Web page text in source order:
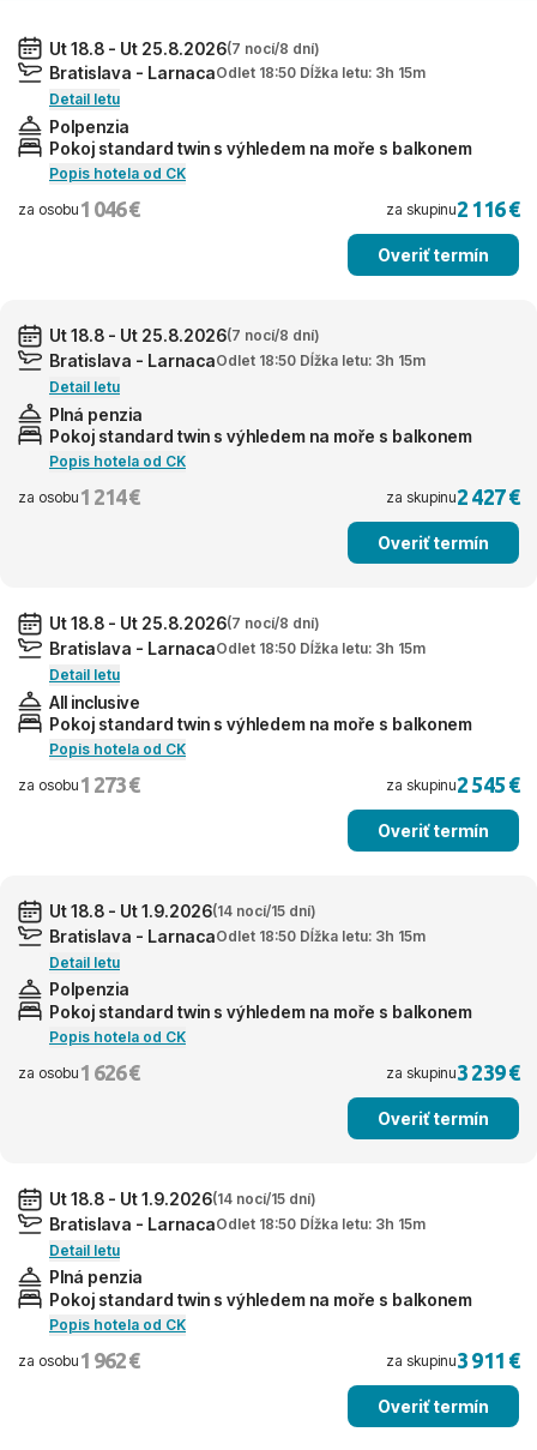
Ut 18.8 - Ut 25.8.2026(7 nocí/8 dní)
Bratislava - LarnacaOdlet 18:50 Dĺžka letu: 3h 15m
Detail letu
Polpenzia
Pokoj standard twin s výhledem na moře s balkonem
Popis hotela od CK
za osobu 1 046 € za skupinu2 116 €
Overiť termín
Ut 18.8 - Ut 25.8.2026(7 nocí/8 dní)
Bratislava - LarnacaOdlet 18:50 Dĺžka letu: 3h 15m
Detail letu
Plná penzia
Pokoj standard twin s výhledem na moře s balkonem
Popis hotela od CK
za osobu 1 214 € za skupinu2 427 €
Overiť termín
Ut 18.8 - Ut 25.8.2026(7 nocí/8 dní)
Bratislava - LarnacaOdlet 18:50 Dĺžka letu: 3h 15m
Detail letu
All inclusive
Pokoj standard twin s výhledem na moře s balkonem
Popis hotela od CK
za osobu 1 273 € za skupinu2 545 €
Overiť termín
Ut 18.8 - Ut 1.9.2026(14 nocí/15 dní)
Bratislava - LarnacaOdlet 18:50 Dĺžka letu: 3h 15m
Detail letu
Polpenzia
Pokoj standard twin s výhledem na moře s balkonem
Popis hotela od CK
za osobu 1 626 € za skupinu3 239 €
Overiť termín
Ut 18.8 - Ut 1.9.2026(14 nocí/15 dní)
Bratislava - LarnacaOdlet 18:50 Dĺžka letu: 3h 15m
Detail letu
Plná penzia
Pokoj standard twin s výhledem na moře s balkonem
Popis hotela od CK
za osobu 1 962 € za skupinu3 911 €
Overiť termín